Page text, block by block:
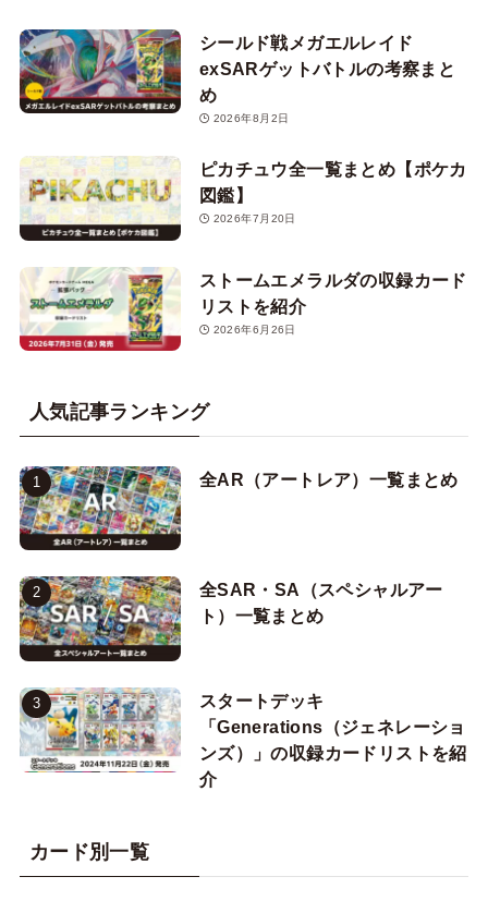
シールド戦メガエルレイド
exSARゲットバトルの考察まと
め
2026年8月2日
ピカチュウ全一覧まとめ【ポケカ
図鑑】
2026年7月20日
ストームエメラルダの収録カード
リストを紹介
2026年6月26日
人気記事ランキング
全AR（アートレア）一覧まとめ
全SAR・SA（スペシャルアー
ト）一覧まとめ
スタートデッキ
「Generations（ジェネレーショ
ンズ）」の収録カードリストを紹
介
カード別一覧